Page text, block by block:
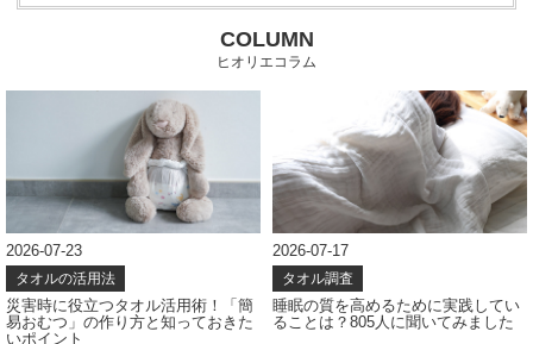
COLUMN
ヒオリエコラム
2026-07-23
タオルの活用法
災害時に役立つタオル活用術！「簡
易おむつ」の作り方と知っておきた
いポイント
2026-07-17
タオル調査
睡眠の質を高めるために実践してい
ることは？805人に聞いてみました